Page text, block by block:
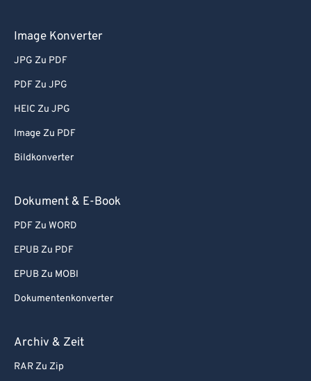
Image Konverter
JPG Zu PDF
PDF Zu JPG
HEIC Zu JPG
Image Zu PDF
Bildkonverter
Dokument & E-Book
PDF Zu WORD
EPUB Zu PDF
EPUB Zu MOBI
Dokumentenkonverter
Archiv & Zeit
RAR Zu Zip